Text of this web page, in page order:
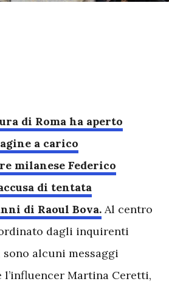
di Roma ha aperto
a carico
milanese Federico
di tentata
di Raoul Bova. Al centro
dagli inquirenti
alcuni messaggi
l’influencer Martina Ceretti,